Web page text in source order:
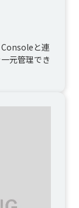
と連
元管理でき